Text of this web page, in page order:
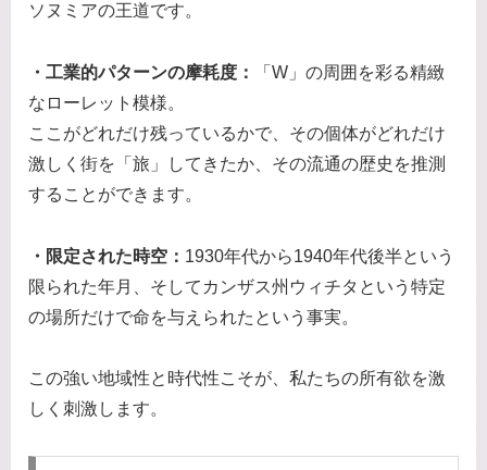
ソヌミアの王道です。
・ 工業的パターンの摩耗度：
「W」の周囲を彩る精緻
なローレット模様。
ここがどれだけ残っているかで、その個体がどれだけ
激しく街を「旅」してきたか、その流通の歴史を推測
することができます。
・限定された時空： 1930年代から1940年代後半という
限られた年月、そしてカンザス州ウィチタという特定
の場所だけで命を与えられたという事実。
この強い地域性と時代性こそが、私たちの所有欲を激
しく刺激します。